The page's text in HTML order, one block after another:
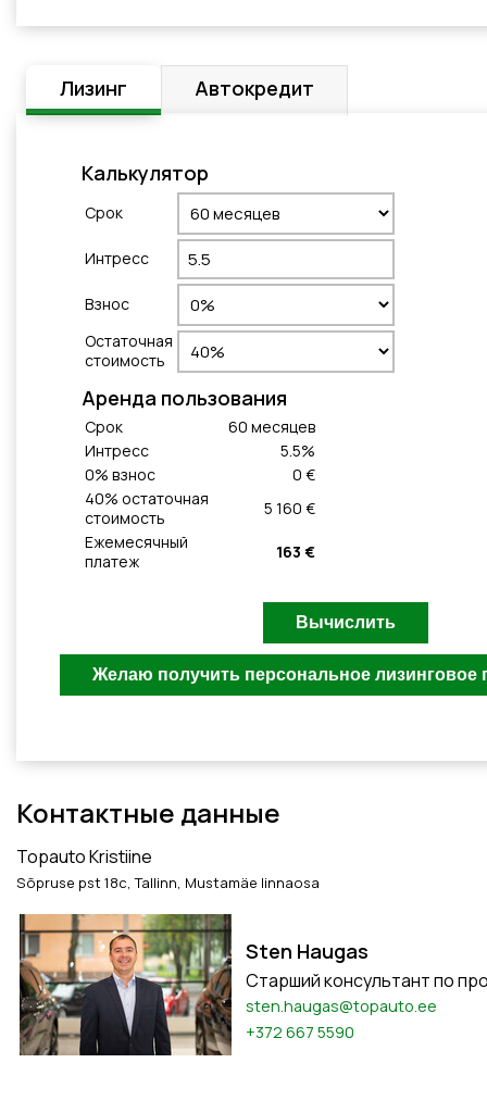
Лизинг Автокредит
Калькулятор
Cрок
Интресс
Взнос
Остаточная
стоимость
Aренда пользования
Cрок 60 месяцeв
Интресс
5.5%
0% взнос
0 €
40% остаточная
стоимость
5 160 €
Ежемесячный
платеж
163 €
Контактные данные
Topauto Kristiine
Sõpruse pst 18c, Tallinn, Mustamäe linnaosa
Sten Haugas
Старший консультант по
sten.haugas@topauto.ee
+372 667 5590